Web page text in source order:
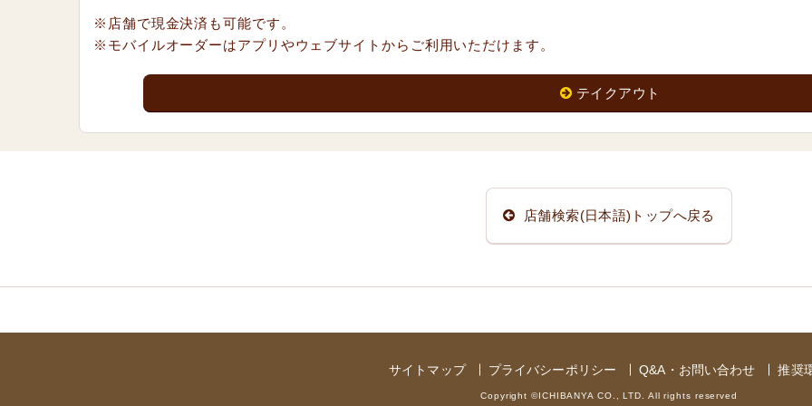
※店舗で現金決済も可能です。
※モバイルオーダーはアプリやウェブサイトからご利用いただけます。
テイクアウト
店舗検索(日本語)トップへ戻る
サイトマップ プライバシーポリシー Q&A・お問い合わせ 推奨
Copyright ©ICHIBANYA CO., LTD. All rights reserved